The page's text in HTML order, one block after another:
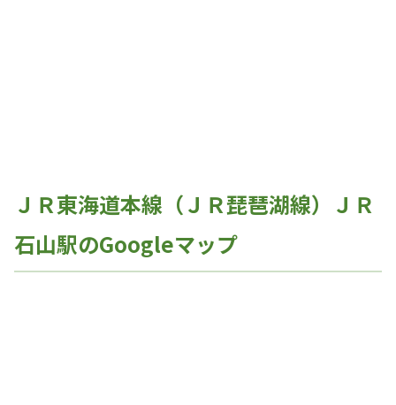
ＪＲ東海道本線（ＪＲ琵琶湖線）ＪＲ
石山駅のGoogleマップ